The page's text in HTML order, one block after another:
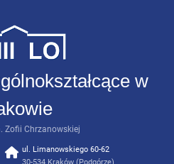
w
Zofii Chrzanowskiej
ul. Limanowskiego 60-62